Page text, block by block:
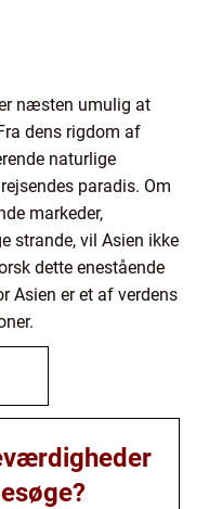
næsten umulig at
dens rigdom af
naturlige
paradis. Om
markeder,
strande, vil Asien ikke
dette enestående
Asien er et af verdens